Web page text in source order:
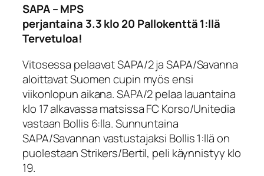
SAPA – MPS
perjantaina 3.3 klo 20 Pallokenttä 1:llä
Tervetuloa!
Vitosessa pelaavat SAPA/2 ja SAPA/Savanna
aloittavat Suomen cupin myös ensi
viikonlopun aikana. SAPA/2 pelaa lauantaina
klo 17 alkavassa matsissa FC Korso/Unitedia
vastaan Bollis 6:lla. Sunnuntaina
SAPA/Savannan vastustajaksi Bollis 1:llä on
puolestaan Strikers/Bertil, peli käynnistyy klo
19.